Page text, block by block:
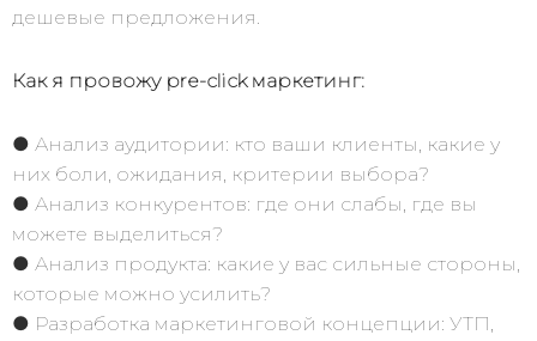
дешевые предложения.
Как я провожу pre-click маркетинг:
● Анализ аудитории: кто ваши клиенты, какие у
них боли, ожидания, критерии выбора?
● Анализ конкурентов: где они слабы, где вы
можете выделиться?
● Анализ продукта: какие у вас сильные стороны,
которые можно усилить?
● Разработка маркетинговой концепции: УТП,